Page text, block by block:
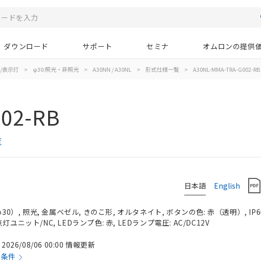
ダウンロード サポート セミナ オムロンの提供
示灯 > φ30:照光・非照光 > A30NN / A30NL > 形式仕様一覧 > A30NL-MMA-TRA-G002-RB
RB
日本語 English
）, 照光, 金属ベゼル, きのこ形, オルタネイト, ボタンの色: 赤（透明）,
ユニット/NC, LEDランプ色: 赤, LEDランプ電圧: AC/DC12V
2026/08/06 00:00 情報更新
件